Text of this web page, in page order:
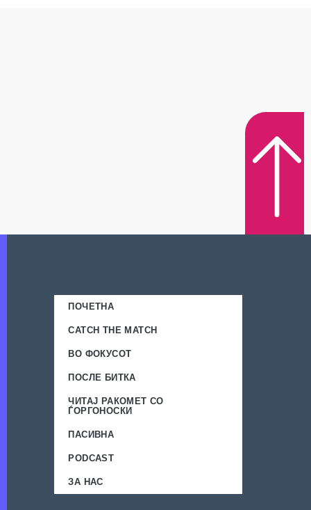
ПОЧЕТНА
CATCH THE MATCH
ВО ФОКУСОТ
ПОСЛЕ БИТКА
ЧИТАЈ РАКОМЕТ СО
ЃОРГОНОСКИ
ПАСИВНА
PODCAST
ЗА НАС